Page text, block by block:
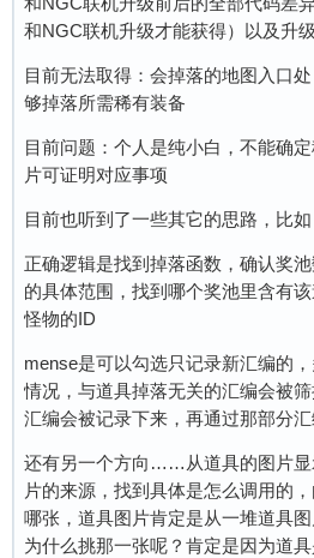
和NGC联机升级才能获得）以及升
目前无法取得：会掉落的地图入口
够掉落所需稀有装备
目前问题：个人是纯小白，不能确
片可证明对应事项
目前也听到了一些其它的思路，比如
正确逻辑是找到掉落函数，确认奖
的具体范围，找到哪个奖池里含有
怪物的ID
mense是可以勾选只记录新汇编的
情况，与道具掉落无关的汇编会被
汇编会被记录下来，再通过那部分
还有另一个方向……从道具的图片显
片的来源，找到具体是怎么调用的
哪张，道具图片肯定是从一堆道具
为什么挑那一张呢？肯定是因为道